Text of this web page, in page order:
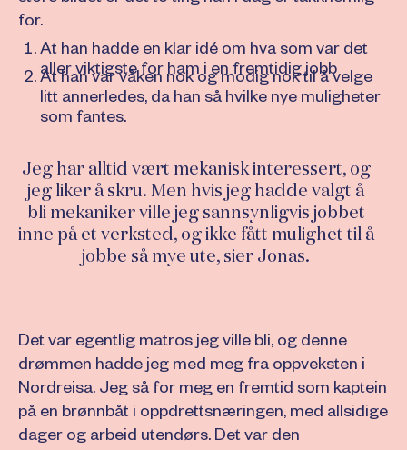
for.
At han hadde en klar idé om hva som var det
aller viktigste for ham i en fremtidig jobb
At han var våken nok og modig nok til å velge
litt annerledes, da han så hvilke nye muligheter
som fantes.
Jeg har alltid vært mekanisk interessert, og
jeg liker å skru. Men hvis jeg hadde valgt å
bli mekaniker ville jeg sannsynligvis jobbet
inne på et verksted, og ikke fått mulighet til å
jobbe så mye ute, sier Jonas.
Det var egentlig matros jeg ville bli, og denne
drømmen hadde jeg med meg fra oppveksten i
Nordreisa. Jeg så for meg en fremtid som kaptein
på en brønnbåt i oppdrettsnæringen, med allsidige
dager og arbeid utendørs. Det var den